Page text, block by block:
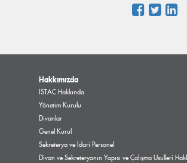
Hakkımızda
ISTAC Hakkında
Yönetim Kurulu
Divanlar
Genel Kurul
Sekreterya ve İdari Personel
Divan ve Sekreteryanın Yapısı ve Çalışma Usulleri